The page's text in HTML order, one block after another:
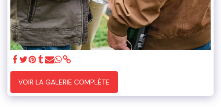
VOIR LA GALERIE COMPLÈTE